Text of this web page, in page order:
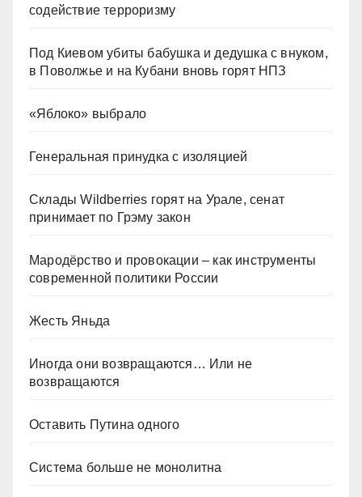
содействие терроризму
Под Киевом убиты бабушка и дедушка с внуком,
в Поволжье и на Кубани вновь горят НПЗ
«Яблоко» выбрало
Генеральная принудка с изоляцией
Склады Wildberries горят на Урале, сенат
принимает по Грэму закон
Мародёрство и провокации – как инструменты
современной политики России
Жесть Яньда
Иногда они возвращаются… Или не
возвращаются
Оставить Путина одного
Система больше не монолитна